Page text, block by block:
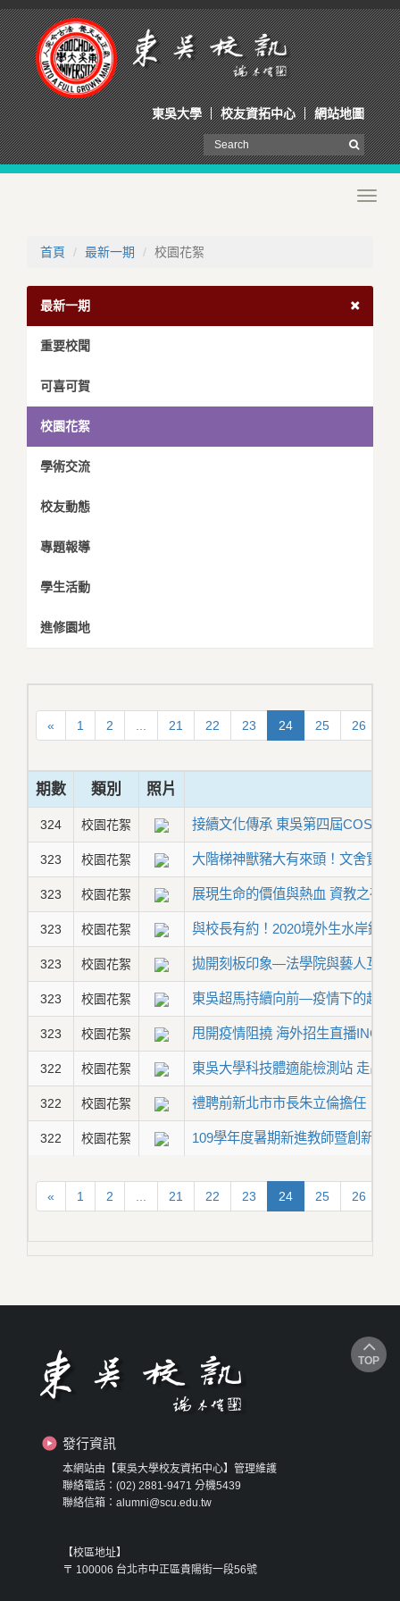
東吳大學 校友資拓中心 網站地圖
首頁 最新一期 校園花絮
最新一期
重要校聞
可喜可賀
校園花絮
學術交流
校友動態
專題報導
學生活動
進修園地
« 1 2 21 22 23 24 25 26
期數 類別 照片
324 校園花絮 接續文化傳承 東吳第四屆
323 校園花絮 大階梯神獸豬大有來頭！文舍實境
323 校園花絮 展現生命的價值與熱血 資教之夜
323 校園花絮 與校長有約！2020境外生水岸鐵馬
323 校園花絮 拋開刻板印象—法學院與藝人互動
323 校園花絮 東吳超馬持續向前—疫情下的超馬
323 校園花絮 甩開疫情阻撓 海外招生直播ING
322 校園花絮 東吳大學科技體適能檢測站 走出
322 校園花絮 禮聘前新北市市長朱立倫擔任「
322 校園花絮 109學年度暑期新進教師暨創新教
« 1 2 21 22 23 24 25 26
發行資訊
本網站由【東吳大學校友資拓中心】管理維護
聯絡電話：(02) 2881-9471 分機5439
聯絡信箱：alumni@scu.edu.tw
【校區地址】
〒 100006 台北市中正區貴陽街一段56號
TOP